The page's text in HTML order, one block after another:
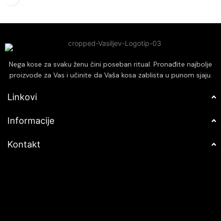
dugotrajnom mirisu koji traje
Nega kose za svaku ženu čini poseban ritual. Pronađite najbolje
proizvode za Vas i učinite da Vaša kosa zablista u punom sjaju.
Linkovi
Informacije
Kontakt